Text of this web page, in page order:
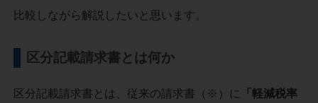
比較しながら解説したいと思います。
区分記載請求書とは何か
区分記載請求書とは、従来の請求書（※）に
「軽減税率